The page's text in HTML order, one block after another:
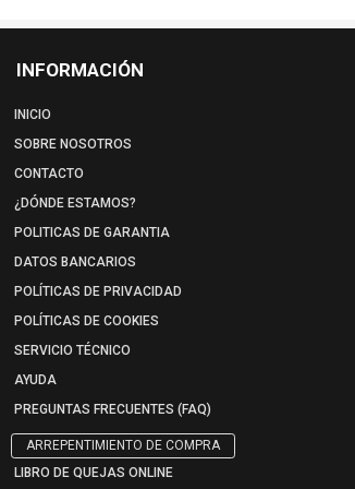
INFORMACIÓN
INICIO
SOBRE NOSOTROS
CONTACTO
¿DÓNDE ESTAMOS?
POLITICAS DE GARANTIA
DATOS BANCARIOS
POLÍTICAS DE PRIVACIDAD
POLÍTICAS DE COOKIES
SERVICIO TÉCNICO
AYUDA
PREGUNTAS FRECUENTES (FAQ)
ARREPENTIMIENTO DE COMPRA
LIBRO DE QUEJAS ONLINE